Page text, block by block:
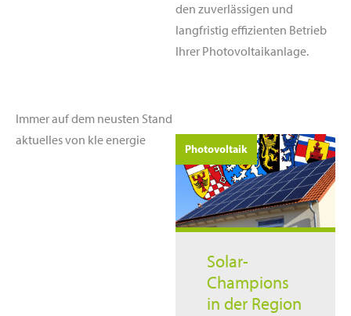
den zuverlässigen und
langfristig effizienten Betrieb
Ihrer Photovoltaikanlage.
Immer auf dem neusten Stand
aktuelles von kle energie
Photovoltaik
Solar-
Champions
in der Region